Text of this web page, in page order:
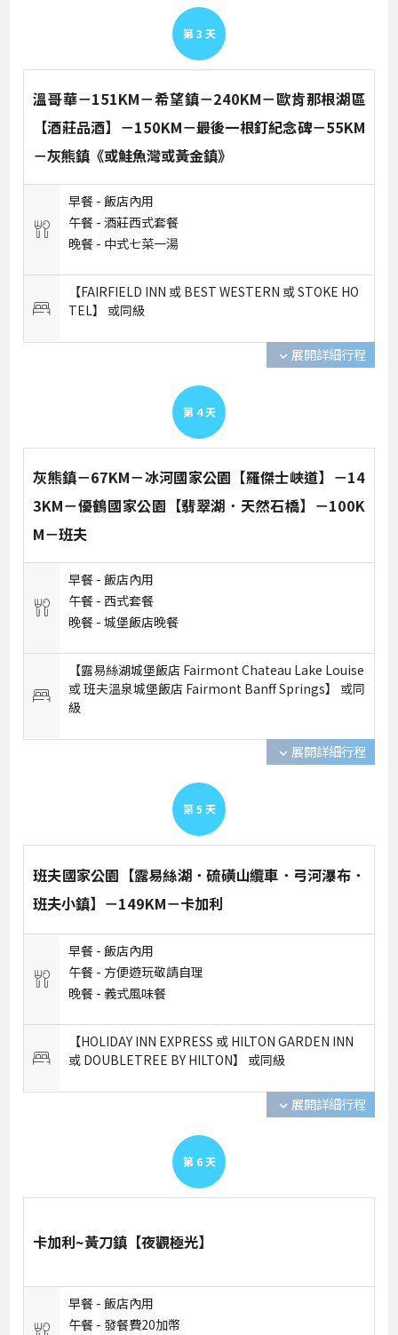
第 3 天
溫哥華－151KM－希望鎮－240KM－歐肯那根湖區
【酒莊品酒】－150KM－最後一根釘紀念碑－55KM
－灰熊鎮《或鮭魚灣或黃金鎮》
早餐 -飯店內用
午餐 -酒莊西式套餐
晚餐 - 中式七菜一湯
【FAIRFIELD INN 或 BEST WESTERN 或 STOKE HO
TEL】 或同級
expand_more 展開詳細行程
第 4 天
灰熊鎮－67KM－冰河國家公園【羅傑士峽道】－14
3KM－優鶴國家公園【翡翠湖．天然石橋】－100K
M－班夫
早餐 -飯店內用
午餐 -西式套餐
晚餐 -城堡飯店晚餐
【露易絲湖城堡飯店 Fairmont Chateau Lake Louise
或 班夫溫泉城堡飯店 Fairmont Banff Springs】 或同
級
expand_more 展開詳細行程
第 5 天
班夫國家公園【露易絲湖．硫磺山纜車．弓河瀑布．
班夫小鎮】－149KM－卡加利
早餐 -飯店內用
午餐 - 方便遊玩敬請自理
晚餐 - 義式風味餐
【HOLIDAY INN EXPRESS 或 HILTON GARDEN INN
或 DOUBLETREE BY HILTON】 或同級
expand_more 展開詳細行程
第 6 天
卡加利~黃刀鎮【夜觀極光】
早餐 -飯店內用
午餐 -發餐費20加幣